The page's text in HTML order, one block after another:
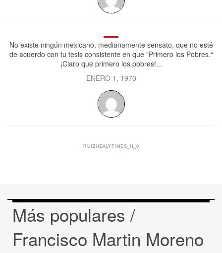
No existe ningún mexicano, medianamente sensato, que no esté
de acuerdo con tu tesis consistente en que ”Primero los Pobres.“
¡Claro que primero los pobres!...
ENERO 1, 1970
RUIZHEALYTIMES_H_0
Más populares /
Francisco Martin Moreno